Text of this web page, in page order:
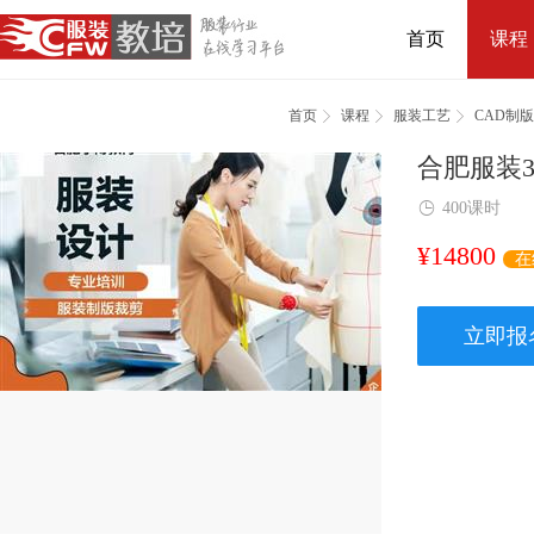
首页 课程
首页  课程  服装工艺  CAD制
合肥服装
 400课时
¥14800
立即报